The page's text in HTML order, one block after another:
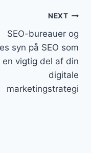
NEXT
SEO-bureauer og
syn på SEO som
en vigtig del af din
digitale
marketingstrategi